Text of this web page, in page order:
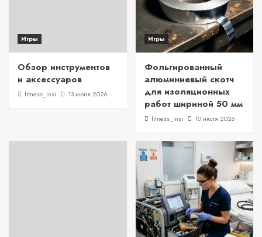
Игры
Обзор инструментов
и аксессуаров
fitness_insi 13 июля 2026
Игры
Фольгированный
алюминиевый скотч
для изоляционных
работ шириной 50 мм
fitness_insi 10 июля 2026